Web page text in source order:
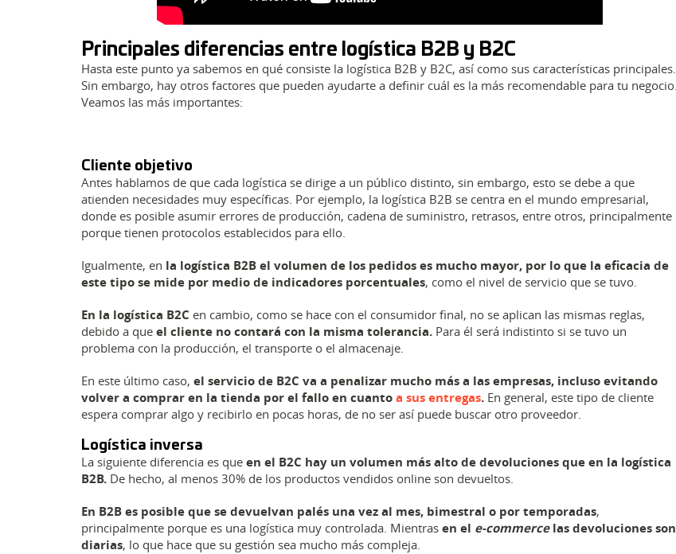
Principales diferencias entre logística B2B y B2C
Hasta este punto ya sabemos en qué consiste la logística B2B y B2C, así como sus características principales.
Sin embargo, hay otros factores que pueden ayudarte a definir cuál es la más recomendable para tu negocio.
Veamos las más importantes:
Cliente objetivo
Antes hablamos de que cada logística se dirige a un público distinto, sin embargo, esto se debe a que
atienden necesidades muy específicas. Por ejemplo, la logística B2B se centra en el mundo empresarial,
donde es posible asumir errores de producción, cadena de suministro, retrasos, entre otros, principalmente
porque tienen protocolos establecidos para ello.
Igualmente, en la logística B2B el volumen de los pedidos es mucho mayor, por lo que la eficacia de
este tipo se mide por medio de indicadores porcentuales, como el nivel de servicio que se tuvo.
En la logística B2C en cambio, como se hace con el consumidor final, no se aplican las mismas reglas,
debido a que el cliente no contará con la misma tolerancia. Para él será indistinto si se tuvo un
problema con la producción, el transporte o el almacenaje.
En este último caso, el servicio de B2C va a penalizar mucho más a las empresas, incluso evitando
volver a comprar en la tienda por el fallo en cuantoa sus entregas. En general, este tipo de cliente
espera comprar algo y recibirlo en pocas horas, de no ser así puede buscar otro proveedor.
Logística inversa
La siguiente diferencia es que en el B2C hay un volumen más alto de devoluciones que en la logística
B2B. De hecho, al menos 30% de los productos vendidos online son devueltos.
En B2B es posible que se devuelvan palés una vez al mes, bimestral o por temporadas,
principalmente porque es una logística muy controlada. Mientras en el e-commercelas devoluciones son
diarias, lo que hace que su gestión sea mucho más compleja.